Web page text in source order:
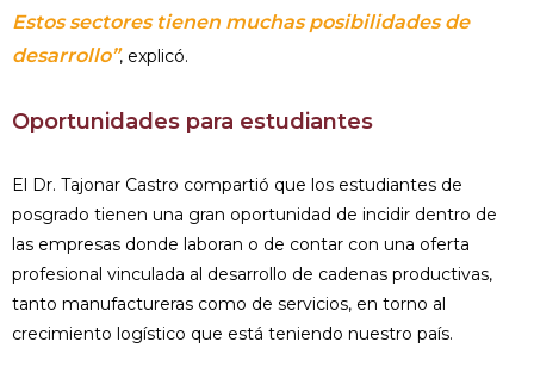
Estos sectores tienen muchas posibilidades de
desarrollo”, explicó.
Oportunidades para estudiantes
El Dr. Tajonar Castro compartió que los estudiantes de
posgrado tienen una gran oportunidad de incidir dentro de
las empresas donde laboran o de contar con una oferta
profesional vinculada al desarrollo de cadenas productivas,
tanto manufactureras como de servicios, en torno al
crecimiento logístico que está teniendo nuestro país.